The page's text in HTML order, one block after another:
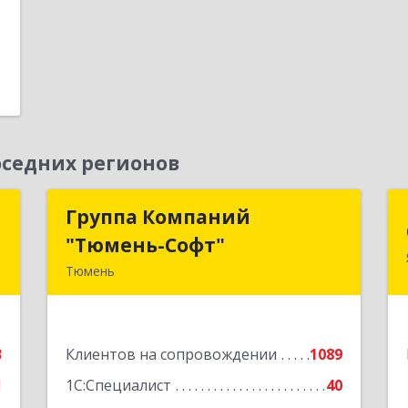
регионов
Группа Компаний
"Тюмень-Софт"
Тюмень
Клиентов на сопровождении
1089
1С:Специалист
40
Группа Компаний
"Тюмень-Софт"
Подробнее